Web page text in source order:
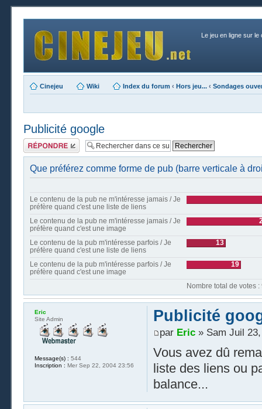
Le jeu en ligne sur le
Cinejeu Wiki Index du forum ‹ Hors jeu... ‹ Sondages
Publicité google
Publier une
réponse
Que préférez comme forme de pub (barre verticale à
Le contenu de la pub ne m'intéresse jamais / Je
préfère quand c'est une liste de liens
Le contenu de la pub ne m'intéresse jamais / Je
préfère quand c'est une image
Le contenu de la pub m'intéresse parfois / Je
préfère quand c'est une liste de liens
13
Le contenu de la pub m'intéresse parfois / Je
préfère quand c'est une image
19
Publicité
par Eric» Sam Juil 23,
Vous avez dû
liste des liens ou
balance...
Eric
Site Admin
Message(s) : 544
Inscription : Mer Sep 22, 2004 23:56